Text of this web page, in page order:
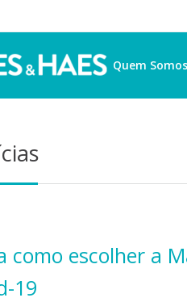
Quem Somos
como escolher a
19